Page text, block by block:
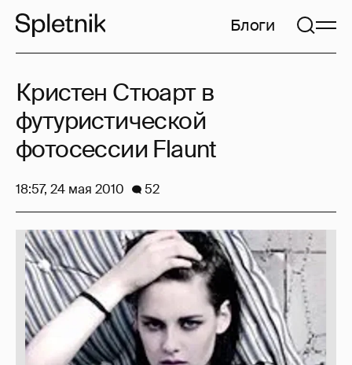
Блоги
Кристен Стюарт в
футуристической
фотосессии Flaunt
18:57, 24 мая 2010 52